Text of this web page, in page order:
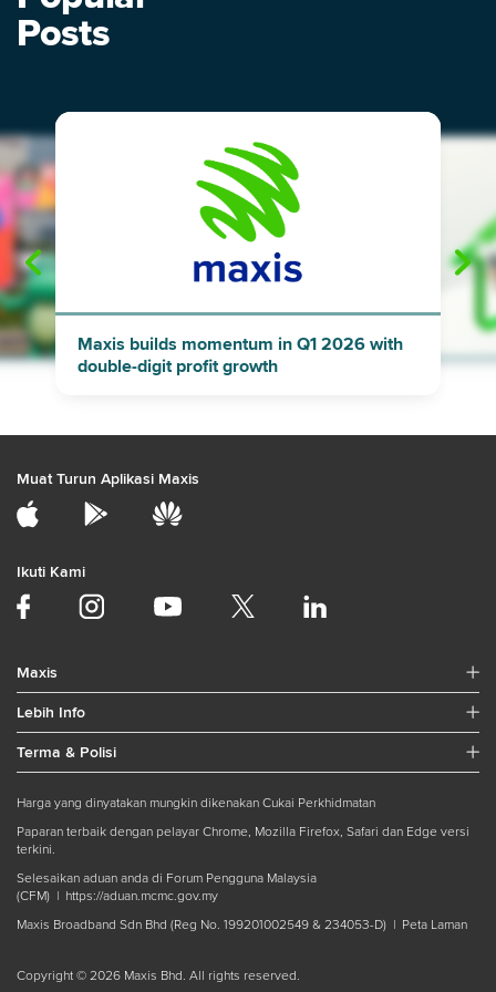
Posts
"
Maxis builds momentum in Q1 2026 with
double-digit profit growth
Muat Turun Aplikasi Maxis
Ikuti Kami
Maxis
Lebih Info
Terma & Polisi
Harga yang dinyatakan mungkin dikenakan Cukai Perkhidmatan
Paparan terbaik dengan pelayar Chrome, Mozilla Firefox, Safari dan Edge versi
terkini.
Selesaikan aduan anda di Forum Pengguna Malaysia
(CFM) | https://aduan.mcmc.gov.my
Maxis Broadband Sdn Bhd (Reg No. 199201002549 & 234053-D) | Peta Laman
Copyright © 2026 Maxis Bhd. All rights reserved.